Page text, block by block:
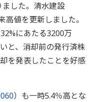
した。清水建設
値を更新しました。
にあたる3200万
と、消却前の発行済株
を発表したことを好感
）も一時5.4％高とな